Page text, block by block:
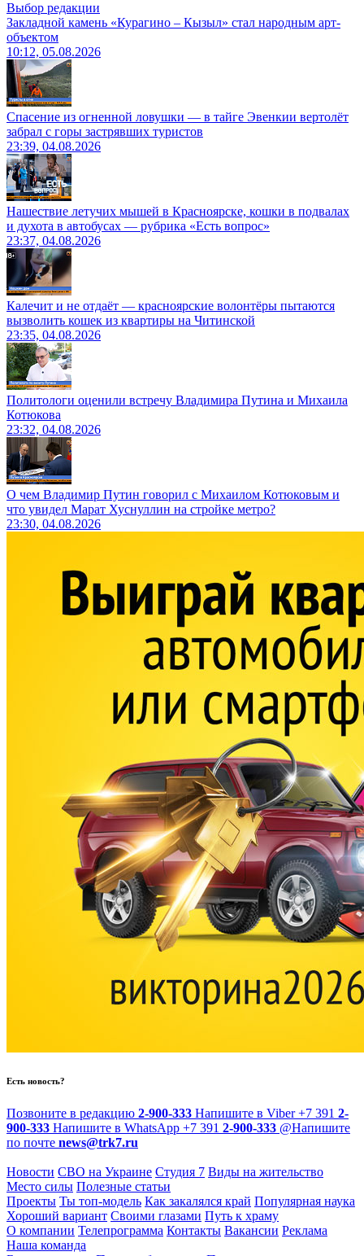
Выбор редакции
Закладной камень «Курагино – Кызыл» стал народным арт-
объектом
10:12, 05.08.2026
Спасение из огненной ловушки — в тайге Эвенкии вертолёт
забрал с горы застрявших туристов
23:39, 04.08.2026
Нашествие летучих мышей в Красноярске, кошки в подвалах
и духота в автобусах — рубрика «Есть вопрос»
23:37, 04.08.2026
Калечит и не отдаёт — красноярские волонтёры пытаются
вызволить кошек из квартиры на Читинской
23:35, 04.08.2026
Политологи оценили встречу Владимира Путина и Михаила
Котюкова
23:32, 04.08.2026
О чем Владимир Путин говорил с Михаилом Котюковым и
что увидел Марат Хуснуллин на стройке метро?
23:30, 04.08.2026
Есть новость?
Позвоните в редакцию 2-900-333 Напишите в Viber +7 391 2-
900-333 Напишите в WhatsApp +7 391 2-900-333 @Напишите
по почте news@trk7.ru
Новости СВО на Украине Студия 7 Виды на жительство
Место силы Полезные статьи
Проекты Ты топ-модель Как закалялся край Популярная наука
Хороший вариант Своими глазами Путь к храму
О компании Телепрограмма Контакты Вакансии Реклама
Наша команда